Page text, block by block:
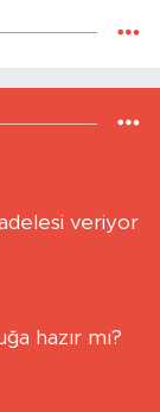
veriyor
hazır mı?